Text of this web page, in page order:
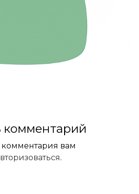
комментарий
вам
.